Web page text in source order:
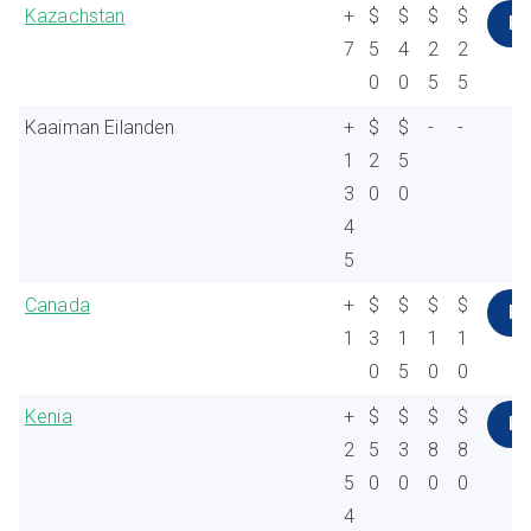
Kazachstan
+
7
$
5
0
$
4
0
$
2
5
$
2
5
Kaaiman Eilanden
+
1
3
4
5
$
2
0
$
5
0
- -
Canada
+
1
$
3
0
$
1
5
$
1
0
$
1
0
Kenia
+
2
5
4
$
5
0
$
3
0
$
8
0
$
8
0